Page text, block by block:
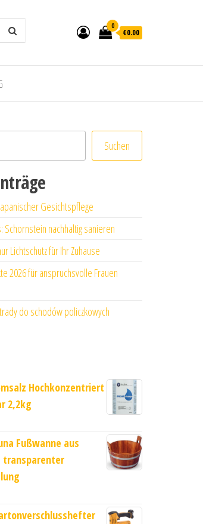
0
€0.00
Suchen
Gesichtspflege
Schornstein nachhaltig sanieren
Lichtschutz für Ihr Zuhause
2026 für anspruchsvolle Frauen
do schodów policzkowych
Hochkonzentriert
2,2kg
Fußwanne aus
transparenter